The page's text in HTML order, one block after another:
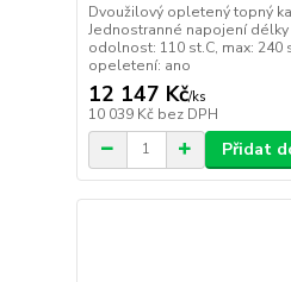
Dvoužilový opletený topný
Jednostranné napojení
odolnost: 110 st.C, max: 240
opeletení: ano
12 147 Kč/ks
10 039 Kč bez DPH
Přidat